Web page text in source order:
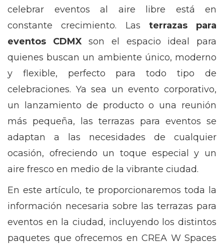
celebrar eventos al aire libre está en
constante crecimiento. Las terrazas para
eventos CDMXson el espacio ideal para
quienes buscan un ambiente único, moderno
y flexible, perfecto para todo tipo de
celebraciones. Ya sea un evento corporativo,
un lanzamiento de producto o una reunión
más pequeña, las terrazas para eventos se
adaptan a las necesidades de cualquier
ocasión, ofreciendo un toque especial y un
aire fresco en medio de la vibrante ciudad.
En este artículo, te proporcionaremos toda la
información necesaria sobre las terrazas para
eventos en la ciudad, incluyendo los distintos
paquetes que ofrecemos en CREA W Spaces